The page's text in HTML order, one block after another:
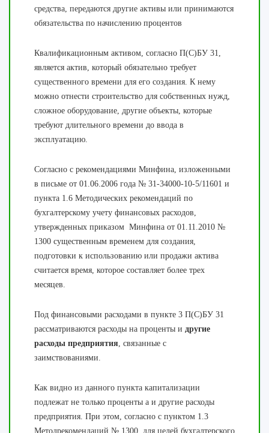
средства, передаются другие активы или принимаются
обязательства по начислению процентов
Квалификационным активом, согласно П(С)БУ 31,
является актив, который обязательно требует
существенного времени для его создания. К нему
можно отнести строительство для собственных нужд,
сложное оборудование, другие объекты, которые
требуют длительного времени до ввода в
эксплуатацию.
Согласно с рекомендациями Минфина, изложенными
в письме от 01.06.2006 года № 31-34000-10-5/11601 и
пункта 1.6 Методических рекомендаций по
бухгалтерскому учету финансовых расходов,
утвержденных приказом Минфина от 01.11.2010 №
1300 существенным временем для создания,
подготовки к использованию или продажи актива
считается время, которое составляет более трех
месяцев.
Под финансовыми расходами в пункте 3 П(С)БУ 31
рассматриваются расходы на проценты и другие
расходы предприятия, связанные с
заимствованиями.
Как видно из данного пункта капитализации
подлежат не только проценты а и другие расходы
предприятия. При этом, согласно с пунктом 1.3
Методрекомендаций № 1300 для целей бухгалтерского